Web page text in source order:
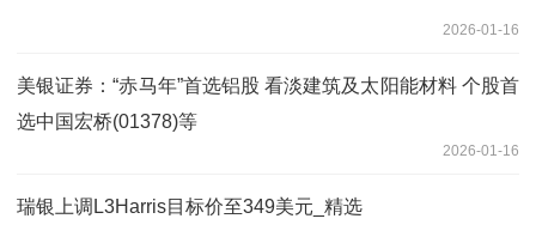
2026-01-16
美银证券：“赤马年”首选铝股 看淡建筑及太阳能材料 个股首
选中国宏桥(01378)等
2026-01-16
瑞银上调L3Harris目标价至349美元_精选